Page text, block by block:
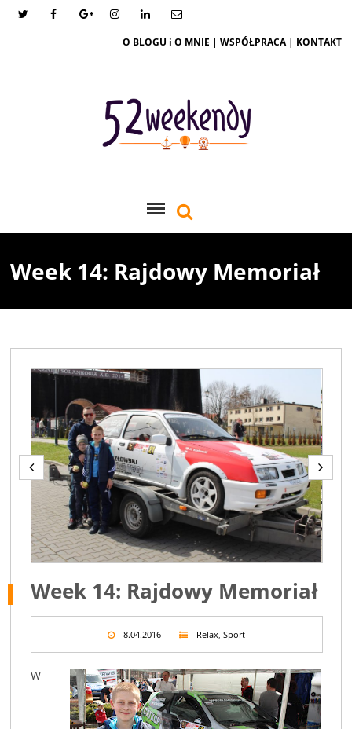
O BLOGU i O MNIE | WSPÓŁPRACA | KONTAKT
Week 14: Rajdowy Memoriał
Week 14: Rajdowy Memoriał
8.04.2016 Relax,Sport
W